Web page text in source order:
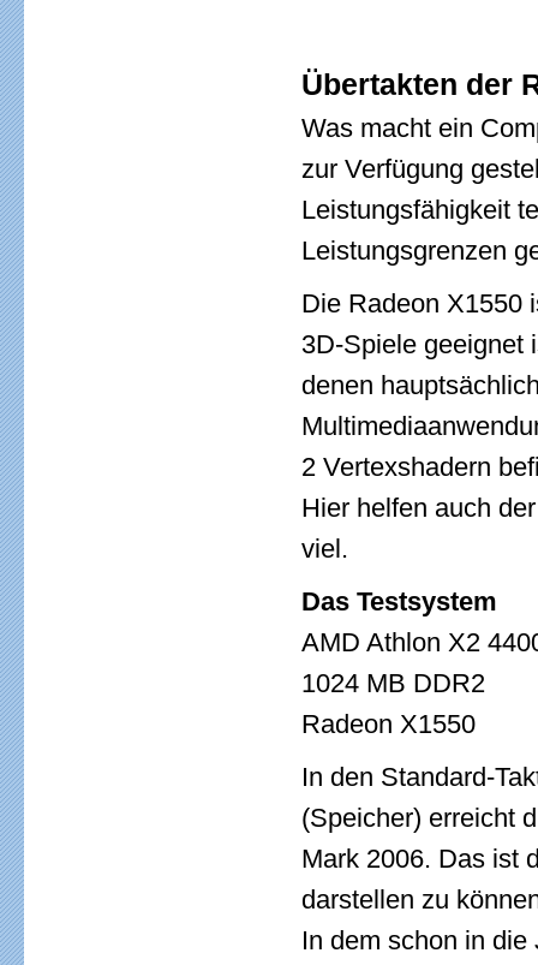
Übertakten der
Was macht ein
zur Verfügung
Leistungsfähigkeit
Leistungsgrenzen
Die Radeon X1550
3D-Spiele geeignet
denen
2 Vertexshadern
Hier helfen auch
viel.
Das Testsystem
AMD Athlon X2
1024 MB DDR2
Radeon X1550
In den Standard-
(Speicher) erreicht
Mark 2006. Das ist
darstellen zu
In dem schon in